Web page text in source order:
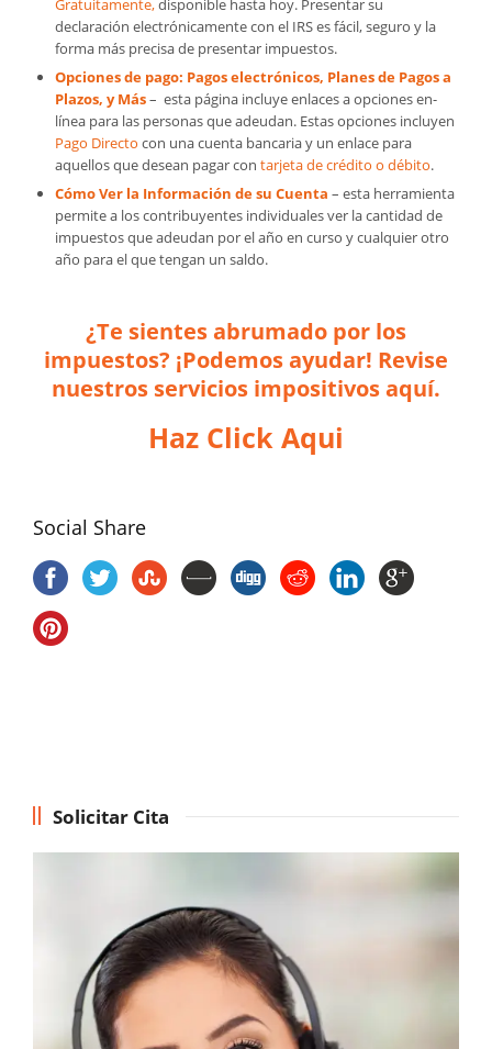
declaración electrónicamente con el IRS es fácil, seguro y la
forma más precisa de presentar impuestos.
Opciones de pago: Pagos electrónicos, Planes de Pagos a
Plazos, y Más– esta página incluye enlaces a opciones en-
línea para las personas que adeudan. Estas opciones incluyen
Pago Directo con una cuenta bancaria y un enlace para
aquellos que desean pagar con tarjeta de crédito o débito.
Cómo Ver la Información de su Cuenta – esta herramienta
permite a los contribuyentes individuales ver la cantidad de
impuestos que adeudan por el año en curso y cualquier otro
año para el que tengan un saldo.
¿Te sientes abrumado por los
impuestos? ¡Podemos ayudar! Revise
nuestros servicios impositivos aquí.
Haz Click Aqui
Social Share
Solicitar Cita